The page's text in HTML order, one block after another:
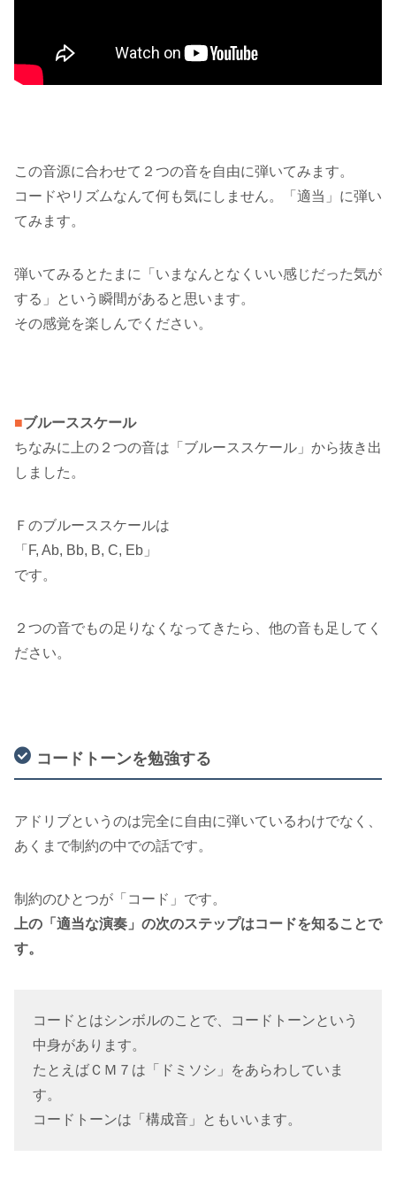
この音源に合わせて２つの音を自由に弾いてみます。
コードやリズムなんて何も気にしません。「適当」に弾い
てみます。
弾いてみるとたまに「いまなんとなくいい感じだった気が
する」という瞬間があると思います。
その感覚を楽しんでください。
■ブルーススケール
ちなみに上の２つの音は「ブルーススケール」から抜き出
しました。
Ｆのブルーススケールは
「F, Ab, Bb, B, C, Eb」
です。
２つの音でもの足りなくなってきたら、他の音も足してく
ださい。
コードトーンを勉強する
アドリブというのは完全に自由に弾いているわけでなく、
あくまで制約の中での話です。
制約のひとつが「コード」です。
上の「適当な演奏」の次のステップはコードを知ることで
す。
コードとはシンボルのことで、コードトーンという
中身があります。
たとえばＣＭ７は「ドミソシ」をあらわしていま
す。
コードトーンは「構成音」ともいいます。